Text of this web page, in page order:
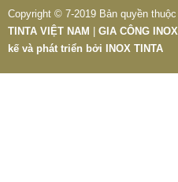
Copyright © 7-2019 Bản quyền
TINTA VIỆT NAM
GIA CÔNG
kế và phát triển bởi
INOX TINTA